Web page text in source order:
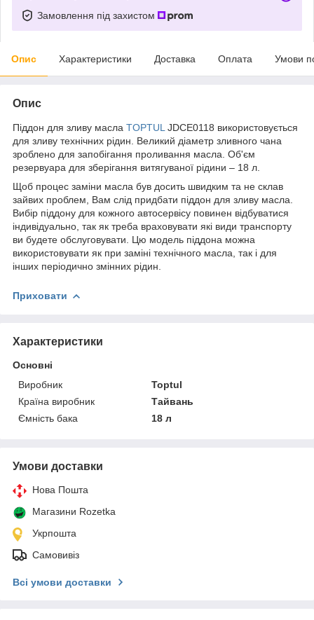
Замовлення під захистом
Опис Характеристики Доставка Оплата Умови
Опис
Піддон для зливу масла TOPTUL JDCE0118 використовується
для зливу технічних рідин. Великий діаметр зливного чана
зроблено для запобігання проливання масла. Об'єм
резервуара для зберігання витягуваної рідини – 18 л.
Щоб процес заміни масла був досить швидким та не склав
зайвих проблем, Вам слід придбати піддон для зливу масла.
Вибір піддону для кожного автосервісу повинен відбуватися
індивідуально, так як треба враховувати які види транспорту
ви будете обслуговувати. Цю модель піддона можна
використовувати як при заміні технічного масла, так і для
інших періодично змінних рідин.
Приховати
Характеристики
Основні
Виробник
Toptul
Країна виробник
Тайвань
Ємність бака
18 л
Умови доставки
Нова Пошта
Магазини Rozetka
Укрпошта
Самовивіз
Всі умови доставки